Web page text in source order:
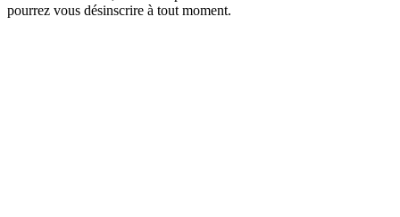
pourrez vous désinscrire à tout moment.